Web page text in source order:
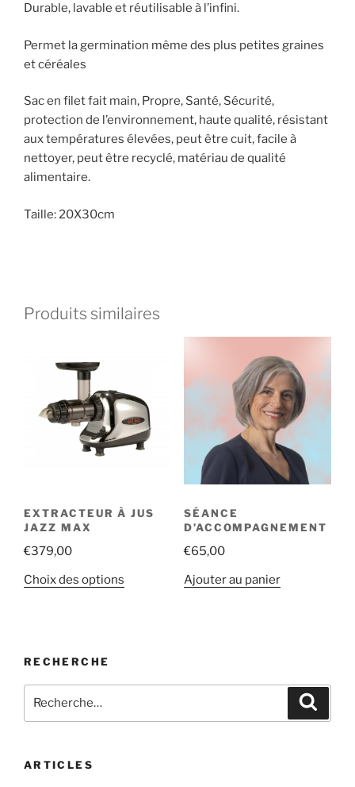
Durable, lavable et réutilisable à l’infini.
Permet la germination même des plus petites graines
et céréales
Sac en filet fait main, Propre, Santé, Sécurité,
protection de l’environnement, haute qualité, résistant
aux températures élevées, peut être cuit, facile à
nettoyer, peut être recyclé, matériau de qualité
alimentaire.
Taille: 20X30cm
Produits similaires
EXTRACTEUR À JUS
JAZZ MAX
€379,00
Choix des options
SÉANCE
D’ACCOMPAGNEMENT
€65,00
Ajouter au panier
RECHERCHE
ARTICLES